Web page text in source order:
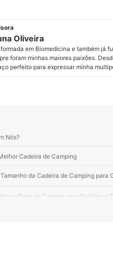
Oliveira
em Biomedicina e também já
foram minhas maiores paixões.
perfeito para expressar minha
Nós?
Cadeira de Camping
da Cadeira de Camping para
no Peso da Cadeira para Facilitar o